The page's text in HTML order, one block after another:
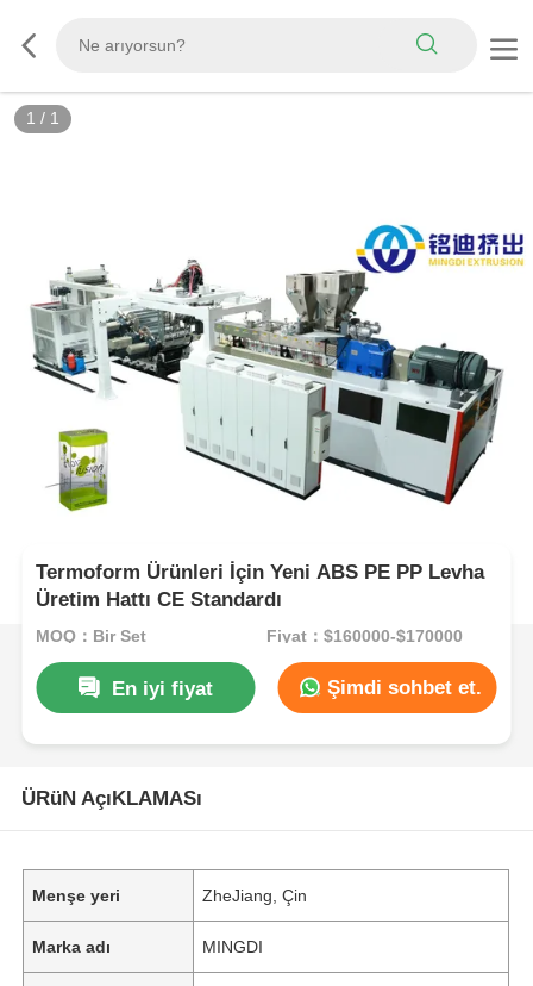
1 / 1
Termoform Ürünleri İçin Yeni ABS PE PP Levha
Üretim Hattı CE Standardı
MOQ：Bir Set Fiyat：$160000-$170000
En iyi fiyat Şimdi sohbet et.
ÜRüN AçıKLAMASı
Menşe yeri ZheJiang, Çin
Marka adı MINGDI